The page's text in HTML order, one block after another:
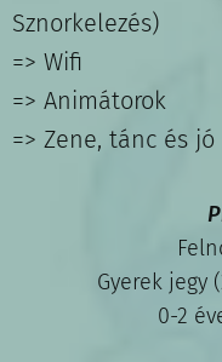
Sznorkelezés)
=> Wifi
=> Animátorok
=> Zene, tánc és
Gyerek jegy
0-2